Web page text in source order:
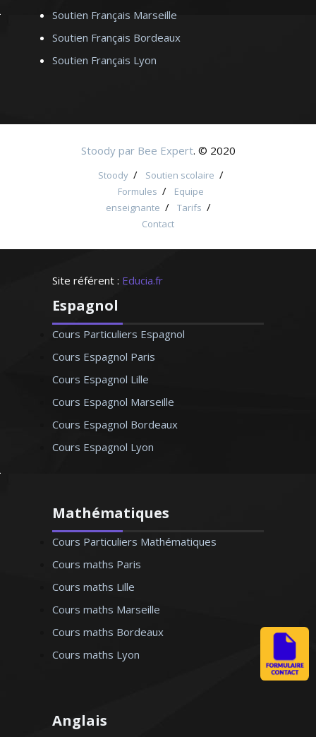
Soutien Français Marseille
Soutien Français Bordeaux
Soutien Français Lyon
Stoody par Bee Expert. © 2020
Stoody / Soutien scolaire /
Formules /
Equipe
enseignante / Tarifs /
Contact
Site référent : Educia.fr
Espagnol
Cours Particuliers Espagnol
Cours Espagnol Paris
Cours Espagnol Lille
Cours Espagnol Marseille
Cours Espagnol Bordeaux
Cours Espagnol Lyon
Mathématiques
Cours Particuliers Mathématiques
Cours maths Paris
Cours maths Lille
Cours maths Marseille
Cours maths Bordeaux
Cours maths Lyon
Anglais